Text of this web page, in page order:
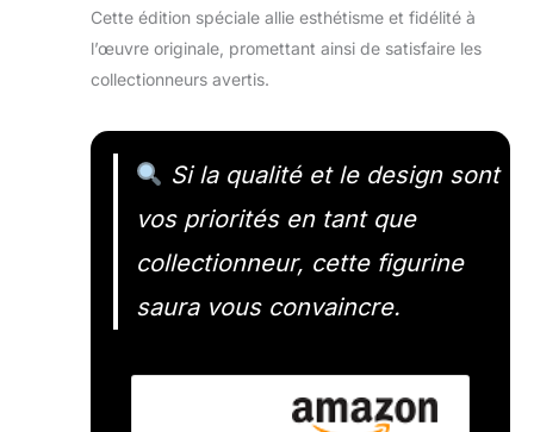
Cette édition spéciale allie esthétisme et fidélité à
l’œuvre originale, promettant ainsi de satisfaire les
collectionneurs avertis.
Si la qualité et le design sont
vos priorités en tant que
collectionneur, cette figurine
saura vous convaincre.